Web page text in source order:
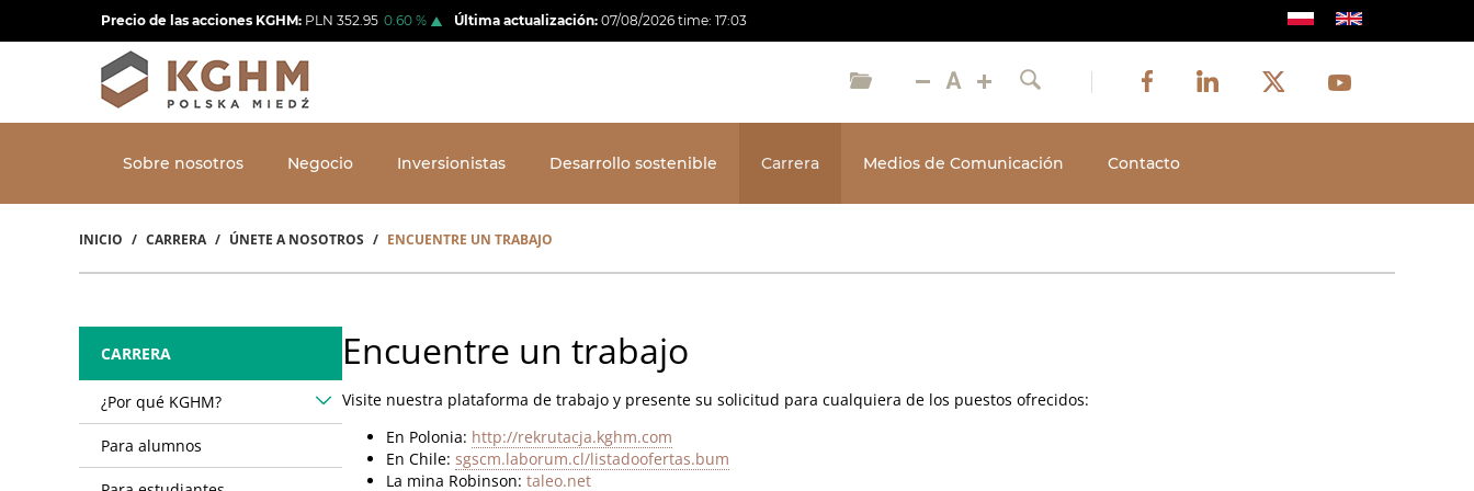
al
Precio de las acciones KGHM: PLN 352.95 0.60 % Última actualización: 07/08/2026 time: 17:03
Szukaj
Social
media
Facebook
Image
LinkedIn
Image
Twitter
Image
Youtube
Image
Sobre nosotros Negocio Inversionistas Desarrollo sostenible Carrera Medios de Comunicación Contacto
Sobrescribir
de
ayuda
la
navegación
INICIO CARRERA ÚNETE A NOSOTROS ENCUENTRE UN TRABAJO
Encuentre un trabajo
Visite nuestra plataforma de trabajo y presente su solicitud para cualquiera de los puestos ofrecidos:
En Polonia: http://rekrutacja.kghm.com
En Chile: sgscm.laborum.cl/listadoofertas.bum
La mina Robinson: taleo.net
CARRERA
¿Por qué KGHM?
Para alumnos